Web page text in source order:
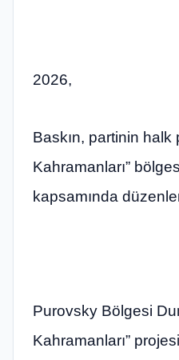
2026,
Baskın, partinin halk
Kahramanları”
kapsamında
Purovsky Bölgesi
Kahramanları”